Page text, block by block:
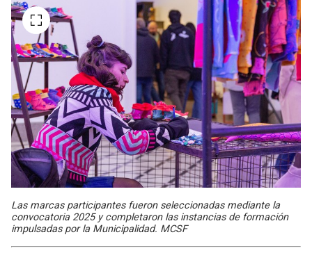
Las marcas participantes fueron seleccionadas mediante la
convocatoria 2025 y completaron las instancias de formación
impulsadas por la Municipalidad. MCSF